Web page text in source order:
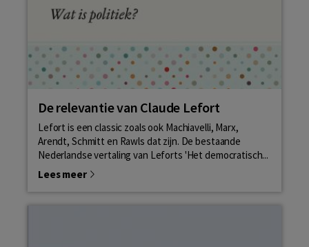
De relevantie van Claude Lefort
Lefort is een classic zoals ook Machiavelli, Marx,
Arendt, Schmitt en Rawls dat zijn. De bestaande
Nederlandse vertaling van Leforts 'Het democratisch...
Lees meer